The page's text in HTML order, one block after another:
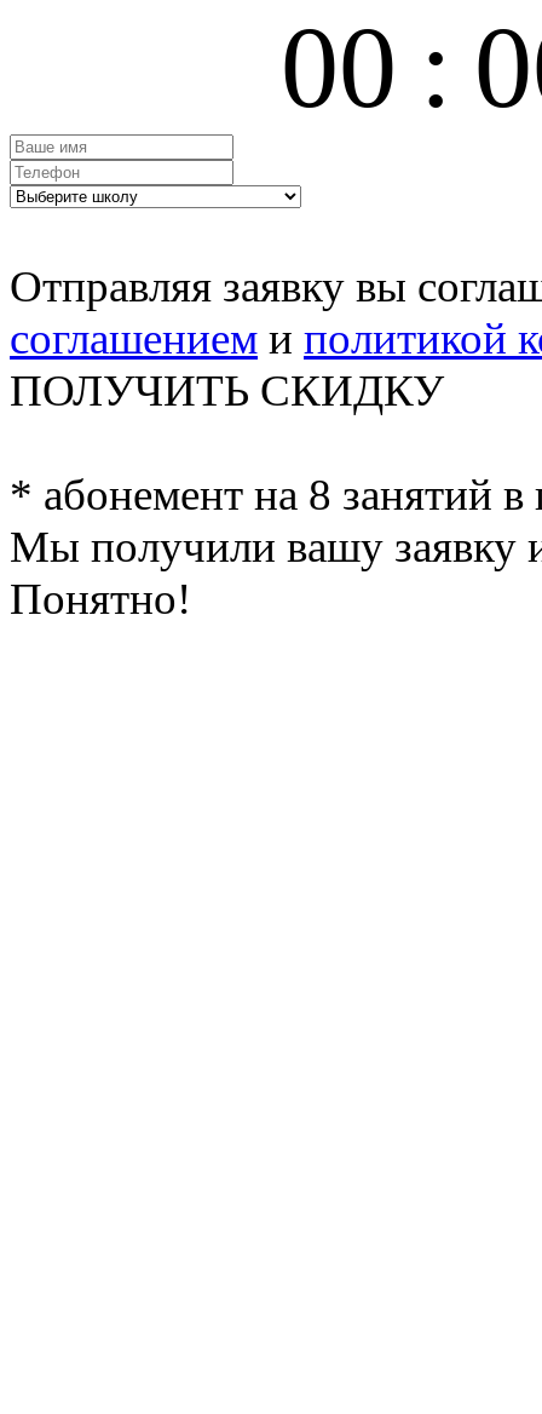
00 :
Отправляя заявку вы
соглашением и политикой
ПОЛУЧИТЬ СКИДКУ
* абонемент на 8 занятий в
Мы получили вашу заявку
Понятно!